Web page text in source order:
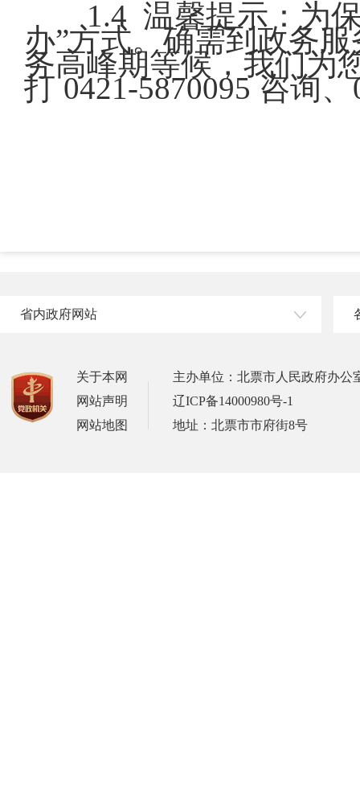
1.4 温馨提示：为
办”方式。确需到政务
务高峰期等候，我们为
打 0421-5870095 咨询
省内政府网站
关于本网
网站声明
网站地图
主办单位：北票市人民政府办公
辽ICP备14000980号-1
地址：北票市市府街8号